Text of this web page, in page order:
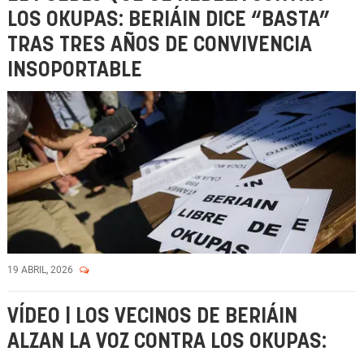
LOS OKUPAS: BERIÁIN DICE “BASTA”
TRAS TRES AÑOS DE CONVIVENCIA
INSOPORTABLE
19 ABRIL, 2026
VÍDEO | LOS VECINOS DE BERIÁIN
ALZAN LA VOZ CONTRA LOS OKUPAS: